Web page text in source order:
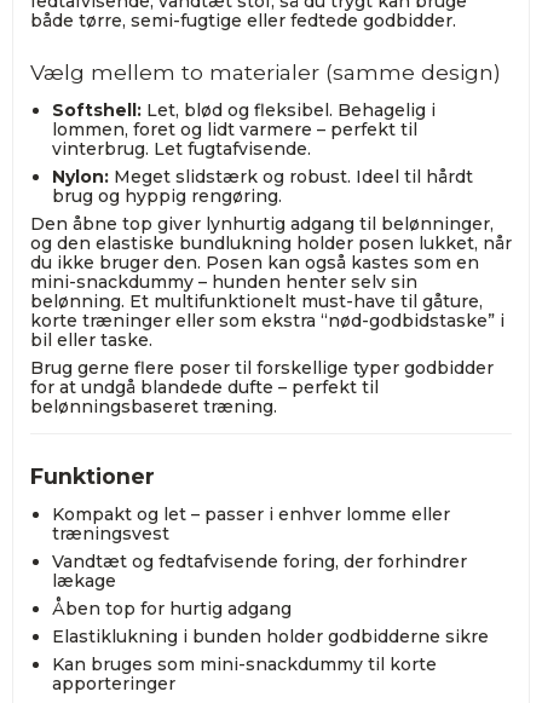
både tørre, semi-fugtige eller fedtede godbidder.
Vælg mellem to materialer (samme design)
Softshell:Let, blød og fleksibel. Behagelig i
lommen, foret og lidt varmere – perfekt til
vinterbrug. Let fugtafvisende.
Nylon:Meget slidstærk og robust. Ideel til hårdt
brug og hyppig rengøring.
Den åbne top giver lynhurtig adgang til belønninger,
og den elastiske bundlukning holder posen lukket, når
du ikke bruger den. Posen kan også kastes som en
mini-snackdummy – hunden henter selv sin
belønning. Et multifunktionelt must-have til gåture,
korte træninger eller som ekstra “nød-godbidstaske” i
bil eller taske.
Brug gerne flere poser til forskellige typer godbidder
for at undgå blandede dufte – perfekt til
belønningsbaseret træning.
Funktioner
Kompakt og let – passer i enhver lomme eller
træningsvest
Vandtæt og fedtafvisende foring, der forhindrer
lækage
Åben top for hurtig adgang
Elastiklukning i bunden holder godbidderne sikre
Kan bruges som mini-snackdummy til korte
apporteringer